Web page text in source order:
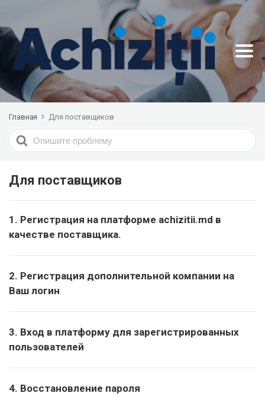
Главная Для поставщиков
Search
For
Для поставщиков
1. Регистрация на платформе achizitii.md в
качестве поставщика.
2. Регистрация дополнительной компании на
Ваш логин
3. Вход в платформу для зарегистрированных
пользователей
4. Восстановление пароля